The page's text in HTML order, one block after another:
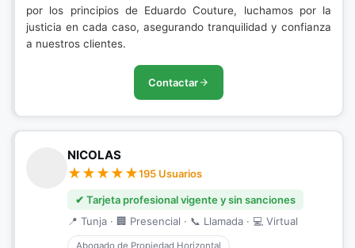
por los principios de Eduardo Couture, luchamos por la
justicia en cada caso, asegurando tranquilidad y confianza
a nuestros clientes.
Contactar
NICOLAS
195 Usuarios
✔ Tarjeta profesional vigente y sin sanciones
📍 Tunja · 🏢 Presencial · 📞 Llamada · 💻 Virtual
Abogado de Propiedad Horizontal